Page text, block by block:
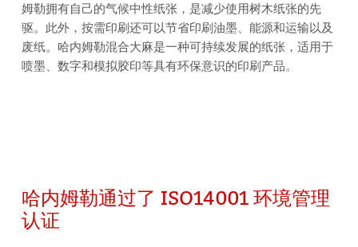
姆勒拥有自己的气候中性纸张，是减少使用树木纸张的先
驱。此外，按需印刷还可以节省印刷油墨、能源和运输以及
废纸。哈内姆勒混合大麻是一种可持续发展的纸张，适用于
喷墨、数字和模拟胶印等具有环保意识的印刷产品。
哈内姆勒通过了 ISO14001 环境管理
认证